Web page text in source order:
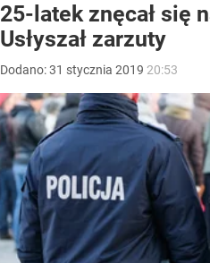
25-latek znęcał się
Usłyszał zarzuty
Dodano:31 stycznia 2019 20:53